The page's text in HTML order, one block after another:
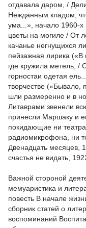
отдавала даром, /
Нежданным кладом,
ума...», начало 1960-х
цветы на могиле / От
качанье негнущихся
пейзажная лирика («В
где кружила метель, /
горностаи одетая
творчестве («Бывало,
шли размеренно и в
Литаврами звенели
принесли Маршаку и
покидающие ни
радиомикрофона, ни
Двенадцать месяцев,
счастья не видать,
Важной стороной
мемуаристика и
повесть В начале
сборник статей о
воспоминаний